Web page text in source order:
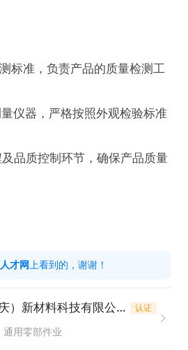
标准，负责产品的质量检测工
仪器，严格按照外观检验标准
品质控制环节，确保产品质量
制环节。此技能要求为核心竞
握。
才网 上看到的，谢谢！
帝亿特（重庆）新材料科技有限公司 认证
通用零部件业